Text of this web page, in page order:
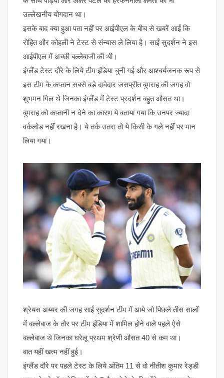
उल्लेखनीय योगदान था।
इसके बाद क्या हुआ पता नहीं पर आईपीएल के बीच से खबरें आईं कि
रोहित और कोहली ने टेस्ट से संन्यास ले लिया है। साईं सुदर्शन ने इस
आईपीएल में अच्छी बल्लेबाजी की थी।
इंग्लैंड टेस्ट दौरे के लिये टीम इंडिया चुनी गई और आश्चर्यजनक रूप से
इस टीम के कप्तान सबसे बड़े दावेदार जसप्रीत बुमराह की जगह वो
शुभमन गिल थे जिनका इंग्लैंड में टेस्ट प्रदर्शन बहुत औसत था।
बुमराह को कप्तानी न देने का कारण ये बताया गया कि उनपर ज्यादा
वर्कलोड नहीं रखना है। ये तर्क उतरा तो ये किसी के गले नहीं पर मान
लिया गया।
श्रेयस अय्यर की जगह साईं सुदर्शन टीम में आये जो पिछले तीस सालों
में बल्लेबाज के तौर पर टीम इंडिया में शामिल होने वाले पहले ऐसे
बल्लेबाज थे जिनका घरेलू प्रथम श्रेणी औसत 40 से कम था।
बात यहीं खत्म नहीं हुई।
इंग्लैंड दौरे पर पहले टेस्ट के लिये अंतिम 11 से वो नीतीश कुमार रेड्डी